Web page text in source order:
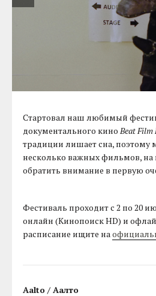
Стартовал наш любимый
документального киноBeat Film
традиции лишает сна,
несколько важных фильмов, на
обратить внимание в первую
Фестиваль проходит с 2 по 20
онлайн (Кинопоиск HD) и
расписание ищите на
Aalto / Аалто